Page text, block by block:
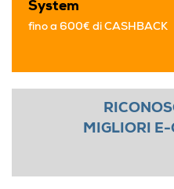
System
fino a 600€ di CASHBACK
MIGLIORI E-